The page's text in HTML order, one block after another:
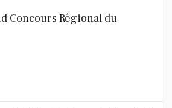
Concours Régional du